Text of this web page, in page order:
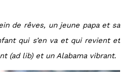
de rêves, un jeune papa et sa
qui s’en va et qui revient et
(ad lib) et un Alabama vibrant.